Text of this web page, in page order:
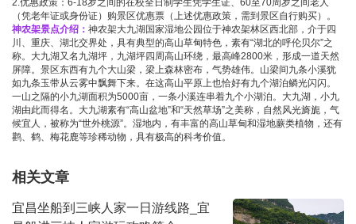
2.优惠政策：6-18岁之间的在校全日制学生凭学生证、60至70周岁之间老人
（凭老年证或身份证）购景区优惠票（上述优惠政策，需到景区自行购买）。
神农架景点介绍： 神农架大九湖国家湿地公园位于神农架林区西北部，介于四
川、重庆、湖北交界处，具有典型的高山草甸特色，素有“湖北的呼伦贝尔”之
称。大九湖又名九湖坪，九湖坪四周高山环绕，最高峰2800米，形成一道天然
屏障。景区东西有九个大山梁，梁上森林密布，气势雄伟。山梁间九条小溪犹
如九条玉带从云雾中飘舞下来。在这高山平原上也恰好有九个湖泊鳞光闪闪。
一山之隔的小九湖面积为5000亩，一条小溪连串着九个小湖泊。大九湖，小九
湖由此而得名。大九湖素有“高山盆地”和“天然草场”之美称，自然风光旖旎，气
候宜人，被称为“世外桃源”。湿地内，有丰富的高山草甸和湿地蕨类植物，还有
鹳、鹤、梅花鹿等珍稀动物，具有极高的科考价值。
相关文章
宜昌坐船到三峡人家一日游线路_宜